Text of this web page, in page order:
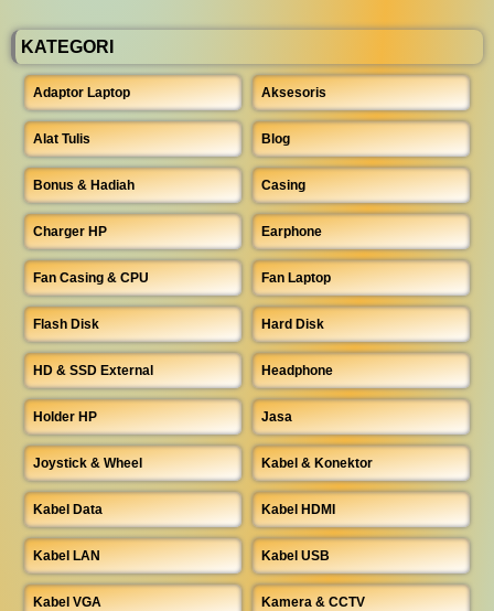
KATEGORI
Adaptor Laptop Aksesoris
Alat Tulis Blog
Bonus & Hadiah Casing
Charger HP Earphone
Fan Casing & CPU Fan Laptop
Flash Disk Hard Disk
HD & SSD External Headphone
Holder HP Jasa
Joystick & Wheel Kabel & Konektor
Kabel Data Kabel HDMI
Kabel LAN Kabel USB
Kabel VGA Kamera & CCTV